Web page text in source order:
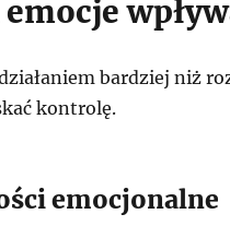
bardziej niż
kontrolę.
emocjonalne